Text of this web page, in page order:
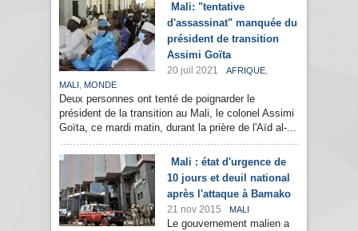
Mali: "tentative
d'assassinat" manquée du
président de transition
Assimi Goïta
20 juil 2021 AFRIQUE,
MALI , MONDE
Deux personnes ont tenté de poignarder le
président de la transition au Mali, le colonel Assimi
Goïta, ce mardi matin, durant la prière de l'Aïd al-...
Mali : état d'urgence de
10 jours et deuil national
après l'attaque à Bamako
21 nov 2015 MALI
Le gouvernement malien a